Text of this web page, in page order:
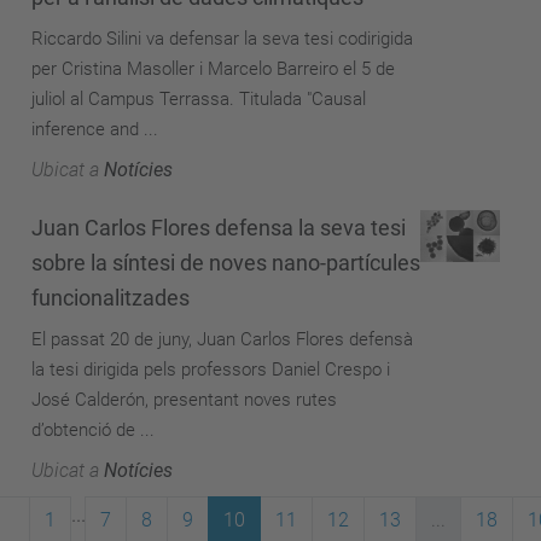
Riccardo Silini va defensar la seva tesi codirigida
per Cristina Masoller i Marcelo Barreiro el 5 de
juliol al Campus Terrassa. Titulada "Causal
inference and ...
Ubicat a Notícies
Juan Carlos Flores defensa la seva tesi
sobre la síntesi de noves nano-partícules
funcionalitzades
El passat 20 de juny, Juan Carlos Flores defensà
la tesi dirigida pels professors Daniel Crespo i
José Calderón, presentant noves rutes
d’obtenció de ...
Ubicat a Notícies
1 7 8 9 10 11 12 13 ... 18